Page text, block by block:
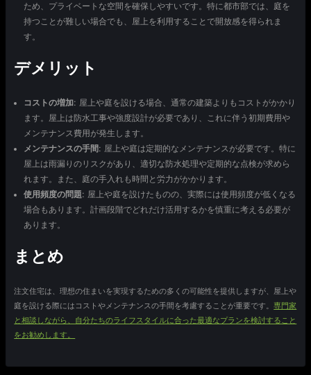
ため、プライベートな空間を確保しやすいです。特に都市部では、庭を
持つことが難しい場合でも、屋上を利用することで開放感を得られま
す。
デメリット
コストの増加: 屋上や庭を設ける場合、通常の建築よりもコストがかかり
ます。屋上は防水工事や強度設計が必要であり、これに伴う初期費用や
メンテナンス費用が発生します。
メンテナンスの手間 : 屋上や庭は定期的なメンテナンスが必要です。特に
屋上は雨漏りのリスクがあり、適切な防水処理や定期的な点検が求めら
れます。また、庭の手入れも時間と労力がかかります。
使用頻度の問題: 屋上や庭を設けたものの、実際には使用頻度が低くなる
場合もあります。計画段階でどれだけ活用するかを慎重に考える必要が
あります。
まとめ
注文住宅は、理想の住まいを実現するための多くの可能性を提供しますが、屋上や
庭を設ける際にはコストやメンテナンスの手間を考慮することが重要です。専門家
と相談しながら、自分たちのライフスタイルに合った最適なプランを検討すること
をお勧めします。